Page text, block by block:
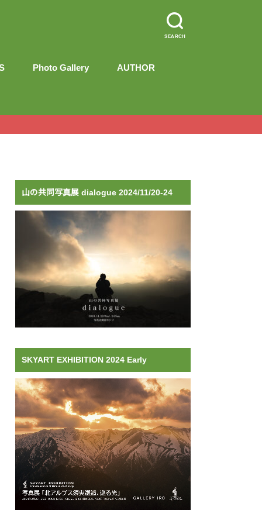
SEARCH
Photo Gallery AUTHOR
山の共同写真展 dialogue 2024/11/20-24
SKYART EXHIBITION 2024 Early